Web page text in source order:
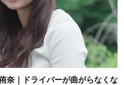
奈｜ドライバーが曲がらなくな